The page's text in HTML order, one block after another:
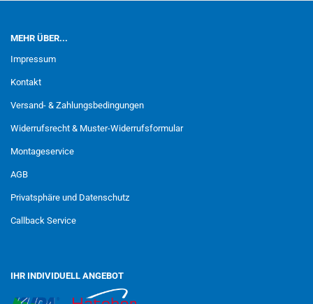
MEHR ÜBER...
Impressum
Kontakt
Versand- & Zahlungsbedingungen
Widerrufsrecht & Muster-Widerrufsformular
Montageservice
AGB
Privatsphäre und Datenschutz
Callback Service
IHR INDIVIDUELL ANGEBOT